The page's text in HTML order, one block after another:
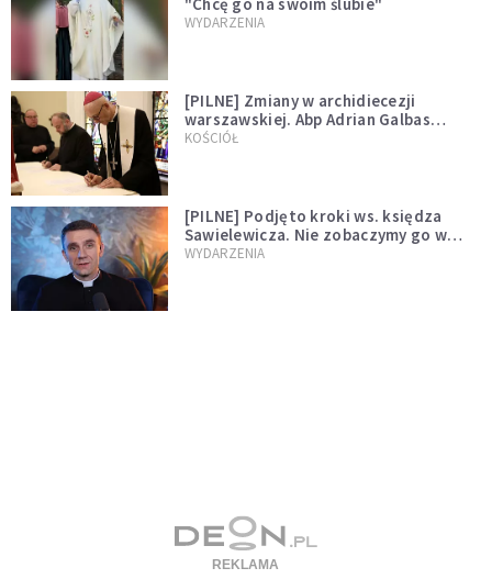
WYDARZENIA
[PILNE] Zmiany w archidiecezji
warszawskiej. Abp Adrian Galbas
wręczył dekrety nowym proboszczom
KOŚCIÓŁ
[PILNE] Podjęto kroki ws. księdza
Sawielewicza. Nie zobaczymy go w
mediach
WYDARZENIA